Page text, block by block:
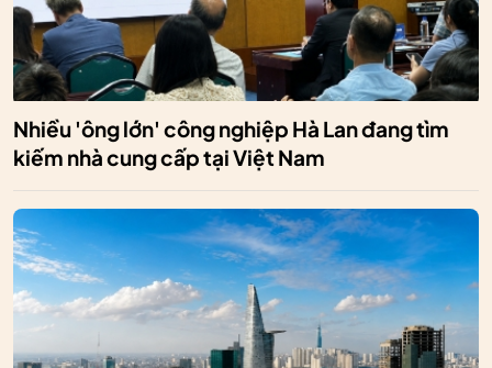
Nhiều 'ông lớn' công nghiệp Hà Lan đang tìm
kiếm nhà cung cấp tại Việt Nam